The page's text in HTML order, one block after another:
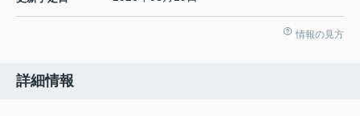
情報の見方
詳細情報